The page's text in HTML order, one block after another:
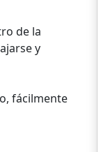
de la
y
fácilmente